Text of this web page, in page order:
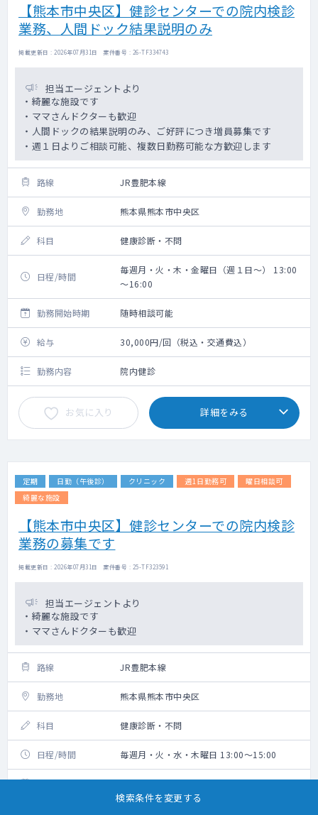
【熊本市中央区】健診センターでの院内検診
業務、人間ドック結果説明のみ
掲載更新日 : 2026年07月31日 案件番号 : 26-TF334743
担当エージェントより
・綺麗な施設です
・ママさんドクターも歓迎
・人間ドックの結果説明のみ、ご好評につき増員募集です
・週１日よりご相談可能、複数日勤務可能な方歓迎します
路線 JR豊肥本線
勤務地 熊本県熊本市中央区
科目 健康診断・不問
日程/時間
毎週月・火・木・金曜日（週１日～） 13:00
～16:00
勤務開始時期 随時相談可能
給与 30,000円/回（税込・交通費込）
勤務内容 院内健診
お気に入り 詳細をみる
定期 日勤（午後診） クリニック 週1日勤務可
曜日相談可
綺麗な施設
【熊本市中央区】健診センターでの院内検診
業務の募集です
掲載更新日 : 2026年07月31日 案件番号 : 25-TF323591
担当エージェントより
・綺麗な施設です
・ママさんドクターも歓迎
路線 JR豊肥本線
勤務地 熊本県熊本市中央区
科目 健康診断・不問
日程/時間 毎週月・火・水・木曜日 13:00～15:00
勤務開始時期 2026年4月以降
検索条件を変更する